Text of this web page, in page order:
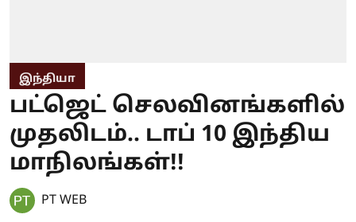
இந்தியா
பட்ஜெட் செலவினங்களில்
முதலிடம்.. டாப் 10 இந்திய
மாநிலங்கள்!!
PT WEB